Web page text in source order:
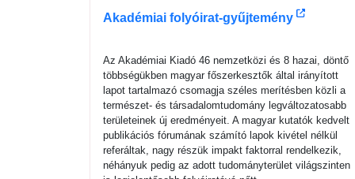
Akadémiai folyóirat-gyűjtemény
Az Akadémiai Kiadó 46 nemzetközi és 8 hazai, döntő
többségükben magyar főszerkesztők által irányított
lapot tartalmazó csomagja széles merítésben közli a
természet- és társadalomtudomány legváltozatosabb
területeinek új eredményeit. A magyar kutatók kedvelt
publikációs fórumának számító lapok kivétel nélkül
referáltak, nagy részük impakt faktorral rendelkezik,
néhányuk pedig az adott tudományterület világszinten